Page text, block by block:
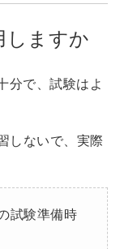
しますか
分で、試験はよ
しないで、実際
試験準備時